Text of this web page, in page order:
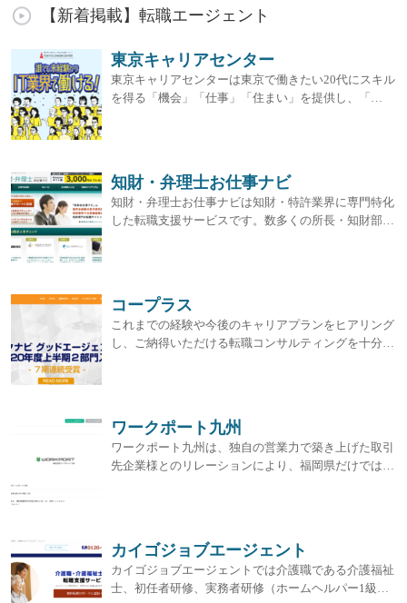
【新着掲載】転職エージェント
東京キャリアセンター
東京キャリアセンターは東京で働きたい20代にスキル
を得る「機会」「仕事」「住まい」を提供し、「…
知財・弁理士お仕事ナビ
知財・弁理士お仕事ナビは知財・特許業界に専門特化
した転職支援サービスです。数多くの所長・知財部…
コープラス
これまでの経験や今後のキャリアプランをヒアリング
し、ご納得いただける転職コンサルティングを十分…
ワークポート九州
ワークポート九州は、独自の営業力で築き上げた取引
先企業様とのリレーションにより、福岡県だけでは…
カイゴジョブエージェント
カイゴジョブエージェントでは介護職である介護福祉
士、初任者研修、実務者研修（ホームヘルパー1級…